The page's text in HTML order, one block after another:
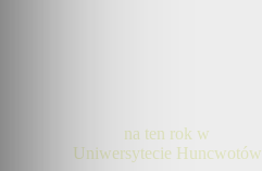
na ten rok w
Uniwersytecie Huncwotów